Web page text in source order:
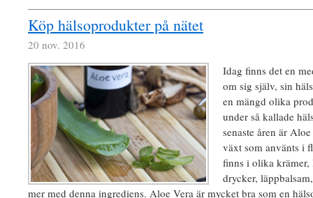
Köp hälsoprodukter på nätet
20 nov. 2016
Idag finns det en
om sig själv, sin
en mängd olika
under så kallade
senaste åren är
växt som använts i
finns i olika krämer,
drycker,
mer med denna ingrediens. Aloe Vera är mycket bra som en